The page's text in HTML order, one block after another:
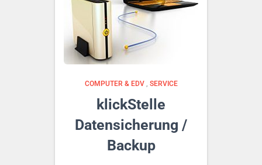
COMPUTER & EDV, SERVICE
klickStelle
Datensicherung /
Backup